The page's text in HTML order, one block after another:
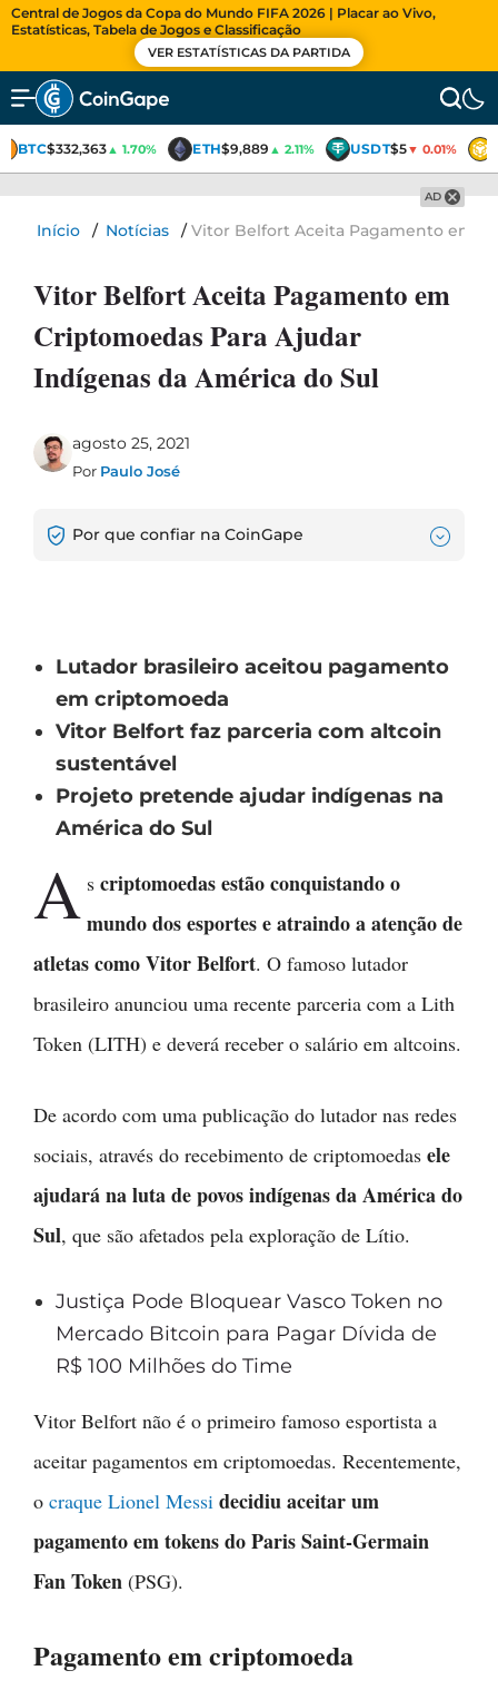
Central de Jogos da Copa do Mundo FIFA 2026 | Placar ao Vivo,
Estatísticas, Tabela de Jogos e Classificação
VER ESTATÍSTICAS DA PARTIDA
BTC$332,363▲ 1.70% ETH$9,889 ▲ 2.11% USDT$5▼ 0.01%
AD
Início / Notícias /Vitor Belfort Aceita Pagamento em
Vitor Belfort Aceita Pagamento em
Criptomoedas Para Ajudar
Indígenas da América do Sul
agosto 25, 2021
Por Paulo José
Por que confiar na CoinGape
Lutador brasileiro aceitou pagamento
em criptomoeda
Vitor Belfort faz parceria com altcoin
sustentável
Projeto pretende ajudar indígenas na
América do Sul
A scriptomoedas estão conquistando o
mundo dos esportes e atraindo a atenção de
atletas como Vitor Belfort. O famoso lutador
brasileiro anunciou uma recente parceria com a Lith
Token (LITH) e deverá receber o salário em altcoins.
De acordo com uma publicação do lutador nas redes
sociais, através do recebimento de criptomoedas ele
ajudará na luta de povos indígenas da América do
Sul, que são afetados pela exploração de Lítio.
Justiça Pode Bloquear Vasco Token no
Mercado Bitcoin para Pagar Dívida de
R$ 100 Milhões do Time
Vitor Belfort não é o primeiro famoso esportista a
aceitar pagamentos em criptomoedas. Recentemente,
o craque Lionel Messi decidiu aceitar um
pagamento em tokens do Paris Saint-Germain
Fan Token (PSG).
Pagamento em criptomoeda